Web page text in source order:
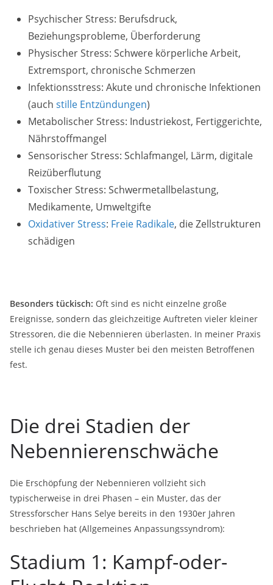
Psychischer Stress: Berufsdruck,
Beziehungsprobleme, Überforderung
Physischer Stress: Schwere körperliche Arbeit,
Extremsport, chronische Schmerzen
Infektionsstress: Akute und chronische Infektionen
(auch stille Entzündungen)
Metabolischer Stress: Industriekost, Fertiggerichte,
Nährstoffmangel
Sensorischer Stress: Schlafmangel, Lärm, digitale
Reizüberflutung
Toxischer Stress: Schwermetallbelastung,
Medikamente, Umweltgifte
Oxidativer Stress: Freie Radikale, die Zellstrukturen
schädigen
Besonders tückisch: Oft sind es nicht einzelne große
Ereignisse, sondern das gleichzeitige Auftreten vieler kleiner
Stressoren, die die Nebennieren überlasten. In meiner Praxis
stelle ich genau dieses Muster bei den meisten Betroffenen
fest.
Die drei Stadien der
Nebennierenschwäche
Die Erschöpfung der Nebennieren vollzieht sich
typischerweise in drei Phasen – ein Muster, das der
Stressforscher Hans Selye bereits in den 1930er Jahren
beschrieben hat (Allgemeines Anpassungssyndrom):
Stadium 1: Kampf-oder-